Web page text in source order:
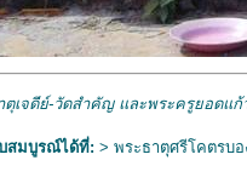
ตุเจดีย์-วัดสำคัญ และพระครูยอดแ
สมบูรณ์ได้ที่: > พระธาตุศรีโคตรบ